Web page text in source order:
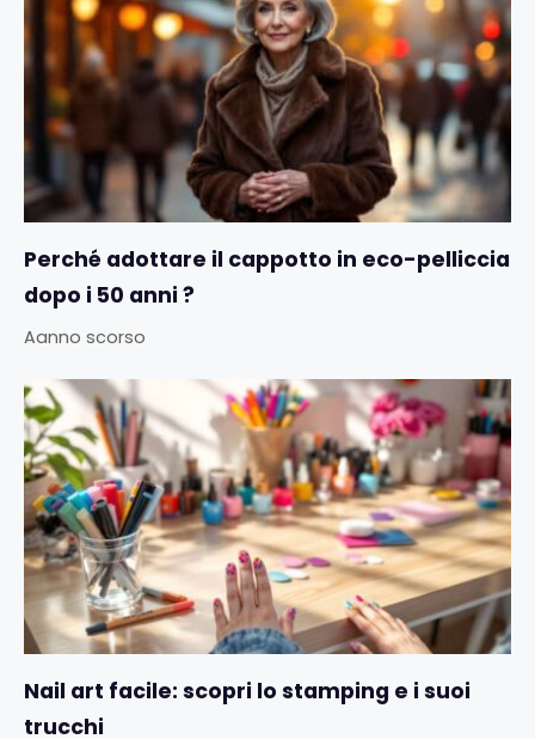
Perché adottare il cappotto in eco-pelliccia
dopo i 50 anni ?
Aanno scorso
Nail art facile: scopri lo stamping e i suoi
trucchi